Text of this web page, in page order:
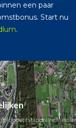
een paar
Start nu
.
de overstap online in de